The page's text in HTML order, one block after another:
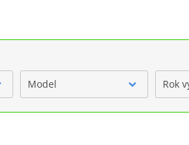
Model Rok